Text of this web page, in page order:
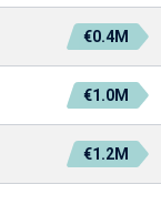
€0.4M
€1.0M
€1.2M